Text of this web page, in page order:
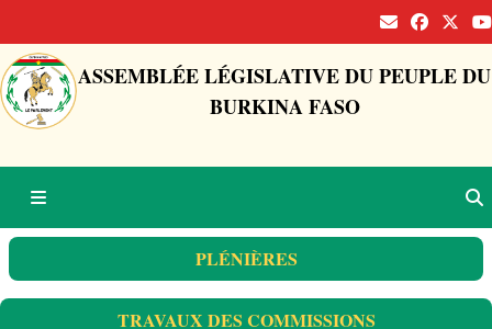
ASSEMBLÉE LÉGISLATIVE DU PEUPLE DU
BURKINA FASO
PLÉNIÈRES
TRAVAUX DES COMMISSIONS